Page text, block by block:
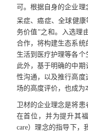
可。根据自身的企业
呆症、癌症、全球健
务价值”之和。入选理
合作，将构建生态系统
生活到医疗护理等各个
此外，基于明确的中
性沟通，以及推行高
场的高度评价，也成为
卫材的企业理念是将
在首位，并为提升其
care）理念的指导下，